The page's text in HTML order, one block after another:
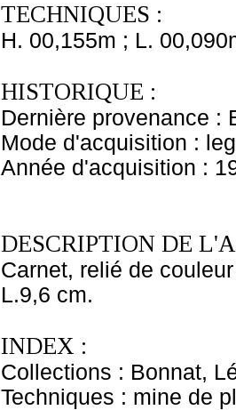
TECHNIQUES :
H. 00,155m ; L.
HISTORIQUE :
Dernière provenance :
Mode d'acquisition :
Année d'acquisition :
DESCRIPTION DE
Carnet, relié de
L.9,6 cm.
INDEX :
Collections : Bonnat,
Techniques : mine de